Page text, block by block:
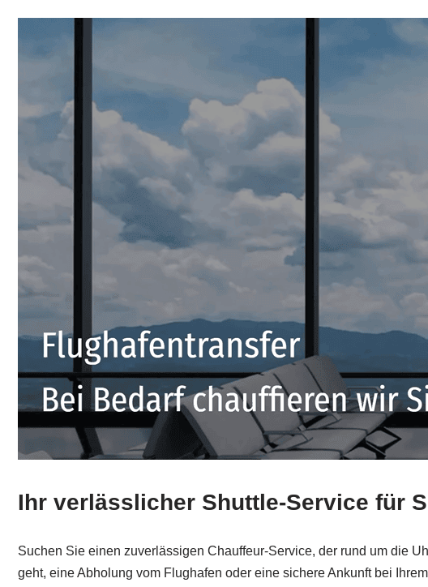
Ihr verlässlicher Shuttle-Service für
Suchen Sie einen zuverlässigen Chauffeur-Service, der rund um die
geht, eine Abholung vom Flughafen oder eine sichere Ankunft bei